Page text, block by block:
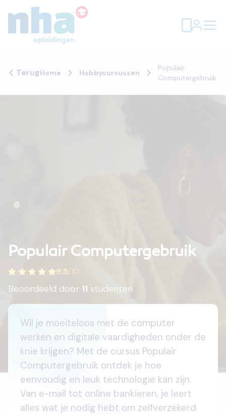
TerugHome Hobbycursussen
Populair
Computergebruik
Populair Computergebruik
9.5/10
Beoordeeld door 11 studenten
Wil je moeiteloos met de computer
werken en digitale vaardigheden onder de
knie krijgen? Met de cursus Populair
Computergebruik ontdek je hoe
eenvoudig en leuk technologie kan zijn.
Van e-mail tot online bankieren, je leert
alles wat je nodig hebt om zelfverzekerd